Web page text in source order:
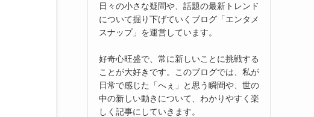
日々の小さな疑問や、話題の最新トレンド
について掘り下げていくブログ「エンタメ
スナップ」を運営しています。
好奇心旺盛で、常に新しいことに挑戦する
ことが大好きです。このブログでは、私が
日常で感じた「へぇ」と思う瞬間や、世の
中の新しい動きについて、わかりやすく楽
しく記事にしていきます。